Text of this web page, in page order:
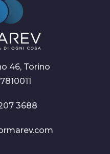
46, Torino
3688